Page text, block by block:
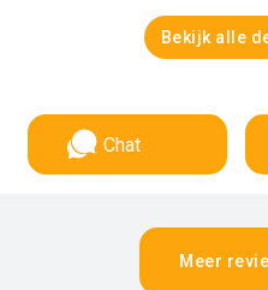
Bekijk alle
Chat
Meer